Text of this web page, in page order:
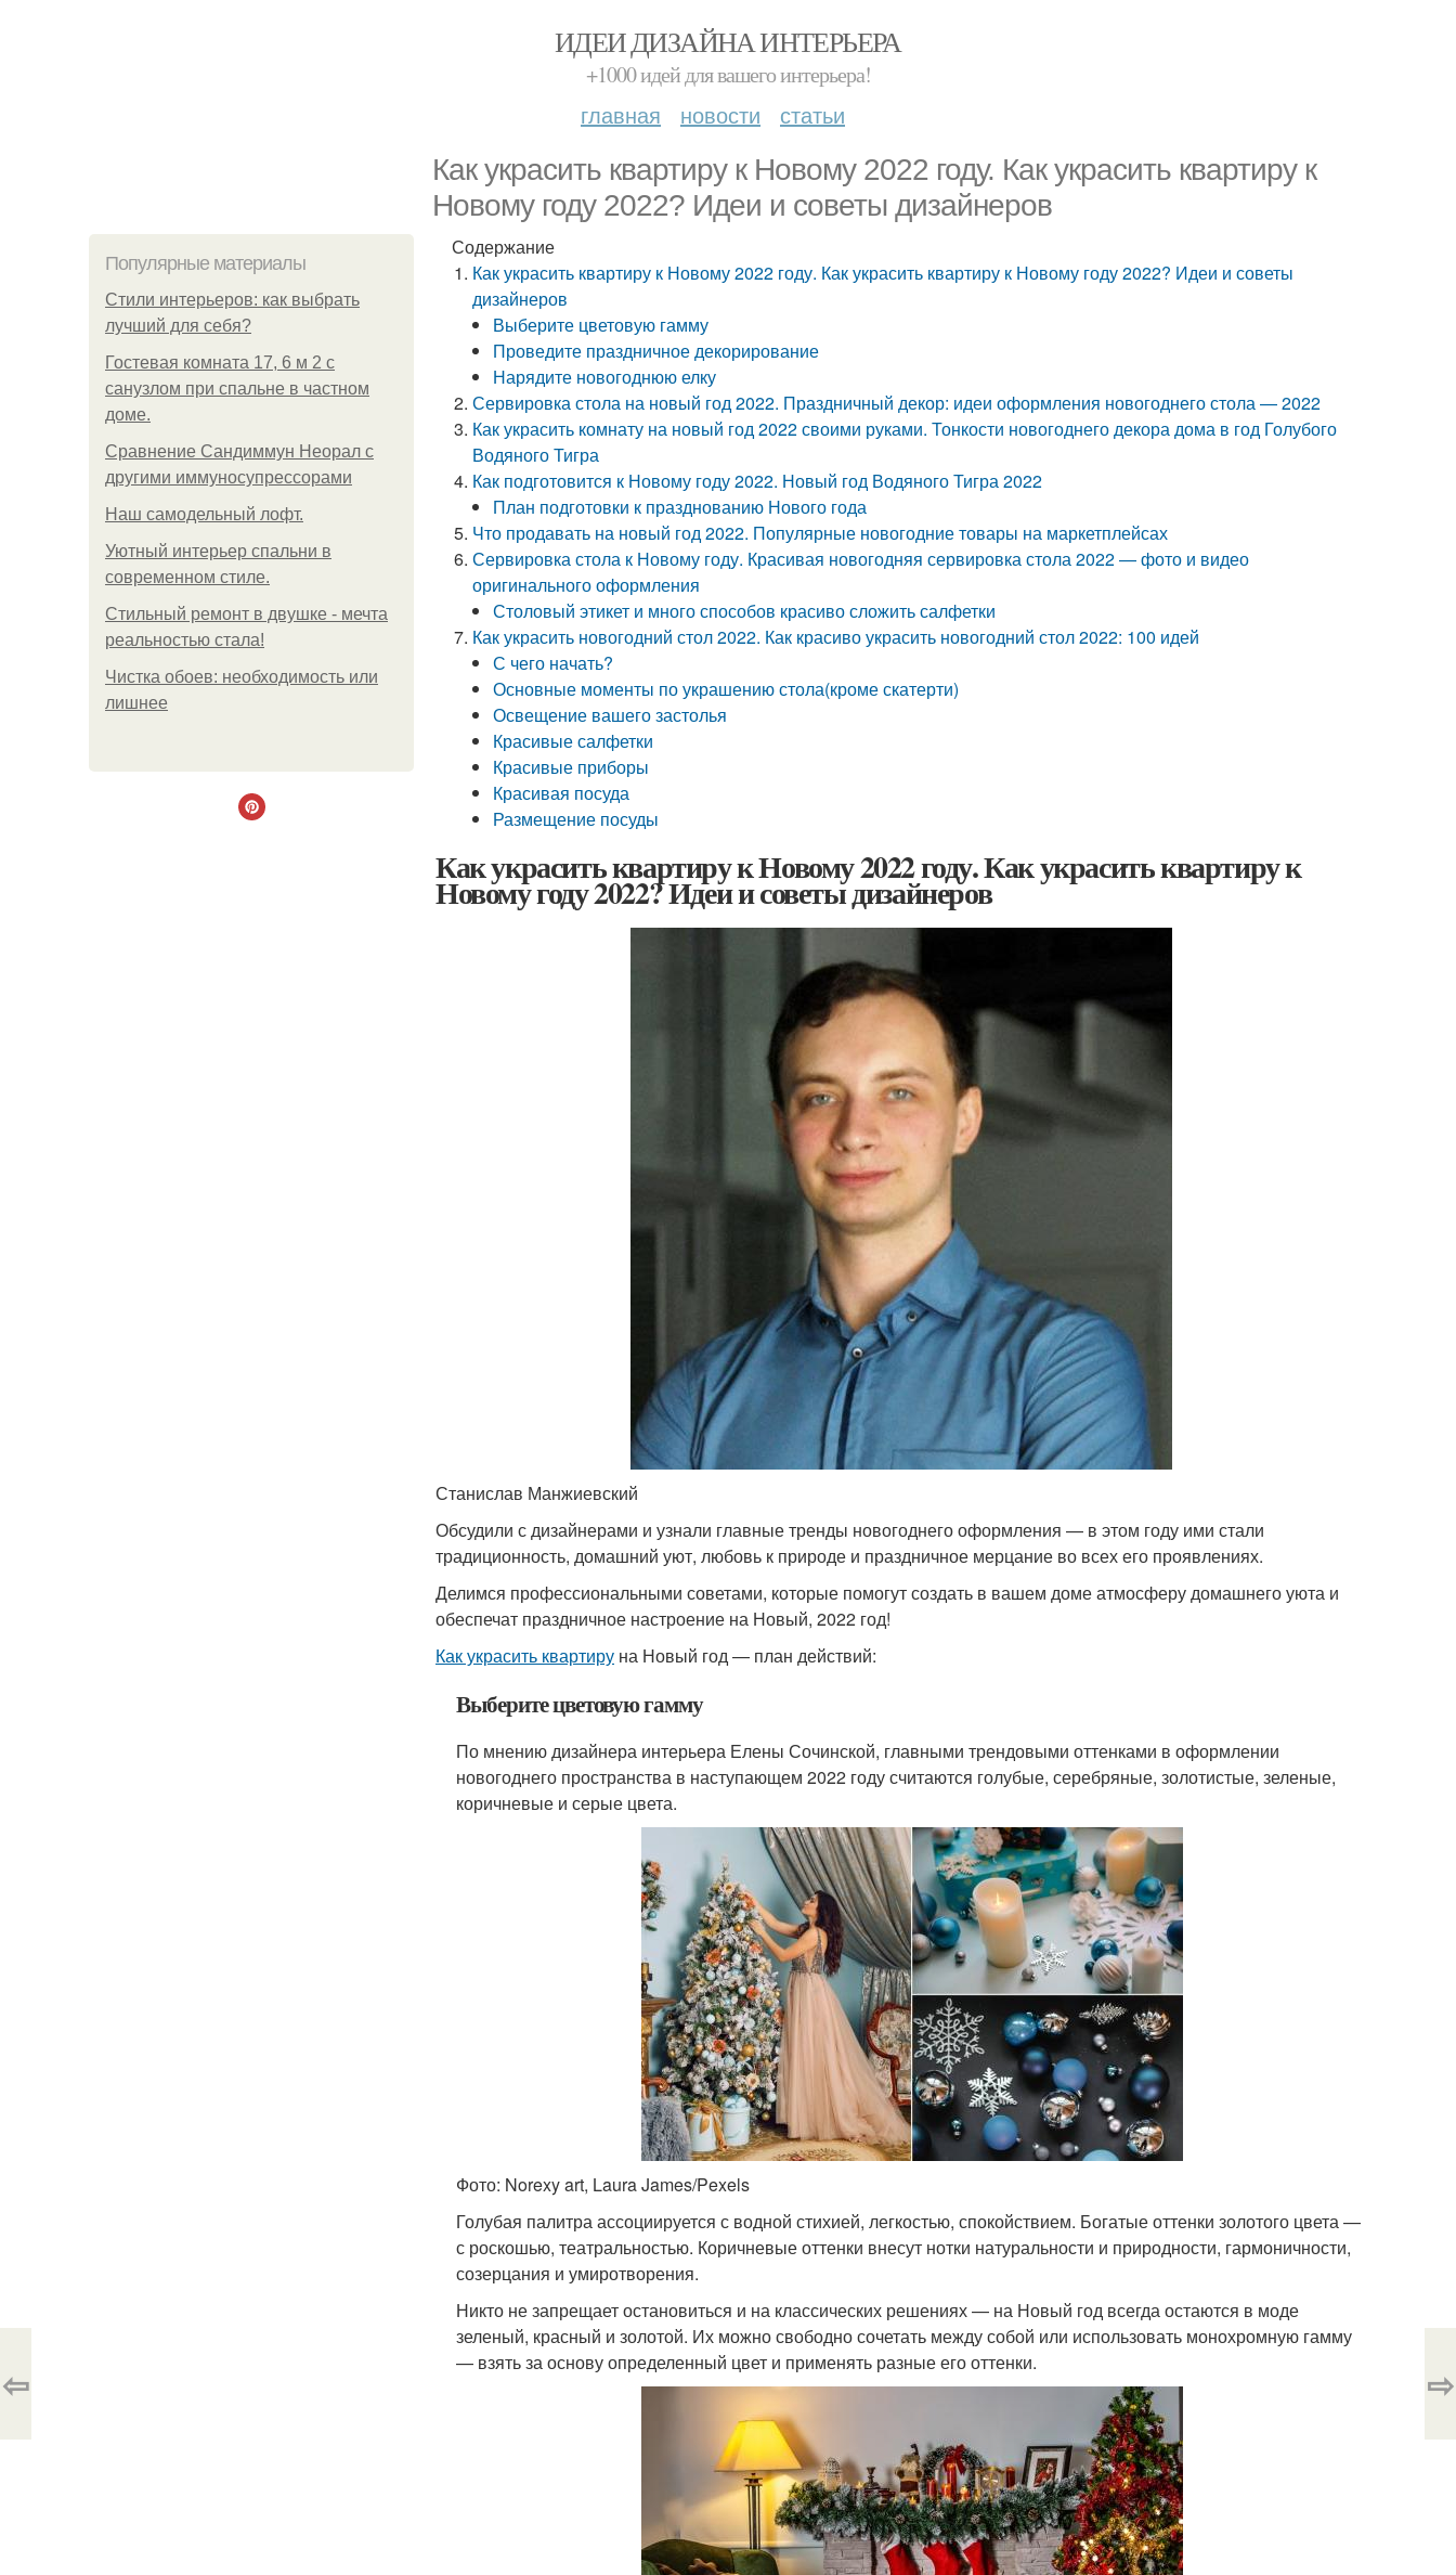
ИДЕИ ДИЗАЙНА ИНТЕРЬЕРА
+1000 идей для вашего интерьера!
главная новости статьи
Как украсить квартиру к Новому 2022 году. Как украсить квартиру к
Новому году 2022? Идеи и советы дизайнеров
Популярные материалы
Стили интерьеров: как выбрать
лучший для себя?
Гостевая комната 17, 6 м 2 с
санузлом при спальне в частном
доме.
Сравнение Сандиммун Неорал с
другими иммуносупрессорами
Наш самодельный лофт.
Уютный интерьер спальни в
современном стиле.
Стильный ремонт в двушке - мечта
реальностью стала!
Чистка обоев: необходимость или
лишнее
Содержание
Как украсить квартиру к Новому 2022 году. Как украсить квартиру к Новому году 2022? Идеи и советы
дизайнеров
Выберите цветовую гамму
Проведите праздничное декорирование
Нарядите новогоднюю елку
Сервировка стола на новый год 2022. Праздничный декор: идеи оформления новогоднего стола — 2022
Как украсить комнату на новый год 2022 своими руками. Тонкости новогоднего декора дома в год Голубого
Водяного Тигра
Как подготовится к Новому году 2022. Новый год Водяного Тигра 2022
План подготовки к празднованию Нового года
Что продавать на новый год 2022. Популярные новогодние товары на маркетплейсах
Сервировка стола к Новому году. Красивая новогодняя сервировка стола 2022 — фото и видео
оригинального оформления
Столовый этикет и много способов красиво сложить салфетки
Как украсить новогодний стол 2022. Как красиво украсить новогодний стол 2022: 100 идей
С чего начать?
Основные моменты по украшению стола(кроме скатерти)
Освещение вашего застолья
Красивые салфетки
Красивые приборы
Красивая посуда
Размещение посуды
Как украсить квартиру к Новому 2022 году. Как украсить квартиру к
Новому году 2022? Идеи и советы дизайнеров
Станислав Манжиевский
Обсудили с дизайнерами и узнали главные тренды новогоднего оформления — в этом году ими стали
традиционность, домашний уют, любовь к природе и праздничное мерцание во всех его проявлениях.
Делимся профессиональными советами, которые помогут создать в вашем доме атмосферу домашнего уюта и
обеспечат праздничное настроение на Новый, 2022 год!
Как украсить квартиру на Новый год — план действий:
Выберите цветовую гамму
По мнению дизайнера интерьера Елены Сочинской, главными трендовыми оттенками в оформлении
новогоднего пространства в наступающем 2022 году считаются голубые, серебряные, золотистые, зеленые,
коричневые и серые цвета.
Фото: Norexy art, Laura James/Pexels
Голубая палитра ассоциируется с водной стихией, легкостью, спокойствием. Богатые оттенки золотого цвета —
с роскошью, театральностью. Коричневые оттенки внесут нотки натуральности и природности, гармоничности,
созерцания и умиротворения.
Никто не запрещает остановиться и на классических решениях — на Новый год всегда остаются в моде
зеленый, красный и золотой. Их можно свободно сочетать между собой или использовать монохромную гамму
— взять за основу определенный цвет и применять разные его оттенки.
⇦ ⇨